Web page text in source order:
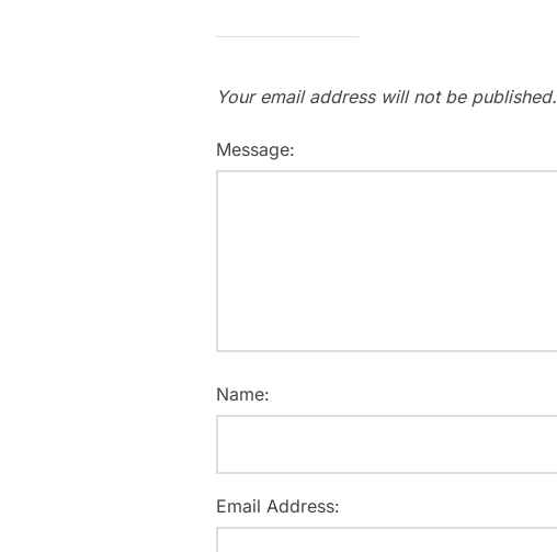
Your email address will not be published.
Message:
Name:
Email Address: